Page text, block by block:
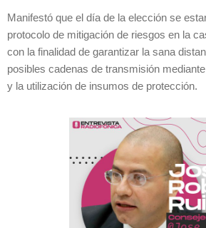
Manifestó que el día de la elección se
protocolo de mitigación de riesgos en la
con la finalidad de garantizar la sana
posibles cadenas de transmisión
y la utilización de insumos de protección.